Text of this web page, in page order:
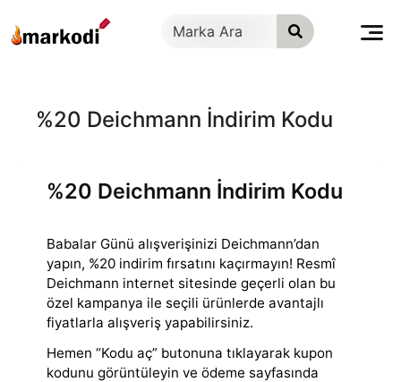
geç
%20 Deichmann İndirim Kodu
%20 Deichmann İndirim Kodu
Babalar Günü alışverişinizi Deichmann’dan
yapın, %20 indirim fırsatını kaçırmayın! Resmî
Deichmann internet sitesinde geçerli olan bu
özel kampanya ile seçili ürünlerde avantajlı
fiyatlarla alışveriş yapabilirsiniz.
Hemen “Kodu aç” butonuna tıklayarak kupon
kodunu görüntüleyin ve ödeme sayfasında